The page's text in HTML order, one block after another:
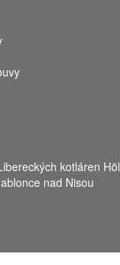
kotláren
nad Nisou